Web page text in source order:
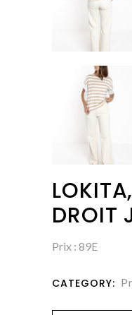
DROIT
Prix : 89E
CATEGORY: